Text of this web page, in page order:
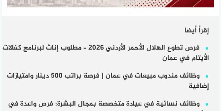
إقرأ أيضا
فرص تطوع الهلال الأحمر الأردني 2026 – مطلوب إناث لبرنامج كفالات
الأيتام في عمان
وظائف مندوب مبيعات في عمان | فرصة براتب 500 دينار وامتيازات
إضافية
وظائف نسائية في عيادة متخصصة بمجال البشرة: فرص واعدة في